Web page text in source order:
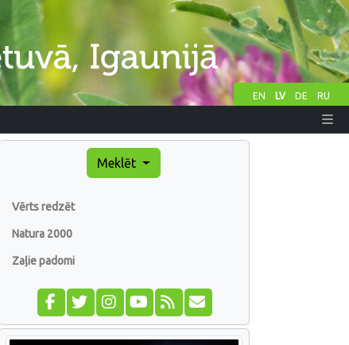
EN LV DE RU
Meklēt
Vērts redzēt
Natura 2000
Zaļie padomi